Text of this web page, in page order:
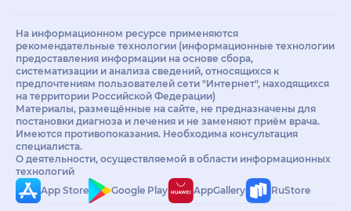
На информационном ресурсе применяются
рекомендательные технологии (информационные технологии
предоставления информации на основе сбора,
систематизации и анализа сведений, относящихся к
предпочтениям пользователей сети "Интернет", находящихся
на территории Российской Федерации)
Материалы, размещённые на сайте, не предназначены для
постановки диагноза и лечения и не заменяют приём врача.
Имеются противопоказания. Необходима консультация
специалиста.
О деятельности, осуществляемой в области информационных
технологий
App Store
Google Play AppGallery RuStore